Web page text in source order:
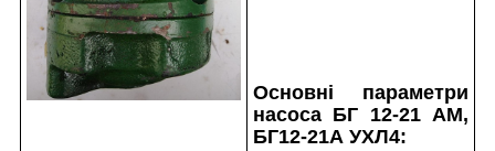
Основні параметри
насоса БГ 12-21 АМ,
БГ12-21А УХЛ4: